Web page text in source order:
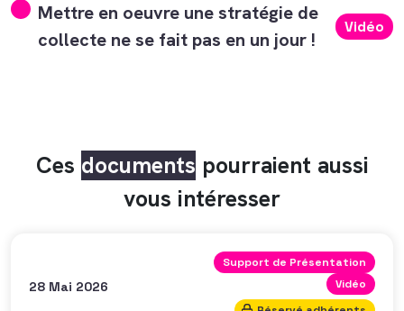
Mettre en oeuvre une stratégie de
collecte ne se fait pas en un jour !
Vidéo
Ces documents pourraient aussi
vous intéresser
28 Mai 2026
Support de Présentation
Vidéo